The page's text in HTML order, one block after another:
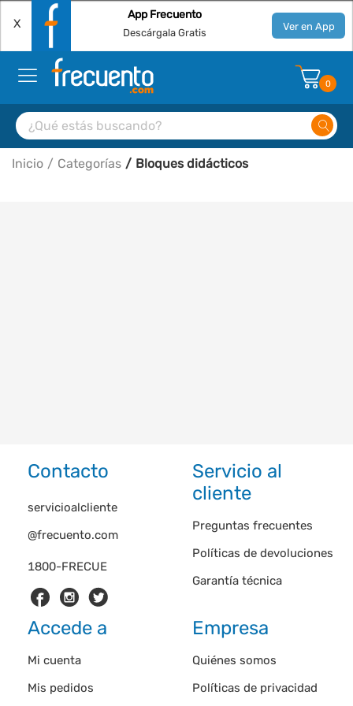
X
App Frecuento
Descárgala Gratis Ver en App
0
Inicio Categorías Bloques didácticos
Contacto
1800-FRECUE
servicioalcliente
@frecuento.com
Servicio al
cliente
Preguntas frecuentes
Políticas de devoluciones
Garantía técnica
Accede a
Mi cuenta
Mis pedidos
Empresa
Quiénes somos
Políticas de privacidad